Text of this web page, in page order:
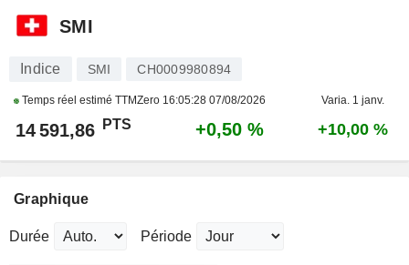
SMI
Indice SMI CH0009980894
Temps réel estimé TTMZero 16:05:28 07/08/2026 Varia. 1 janv.
14 591,86 PTS +0,50 % +10,00 %
Graphique
Durée Période